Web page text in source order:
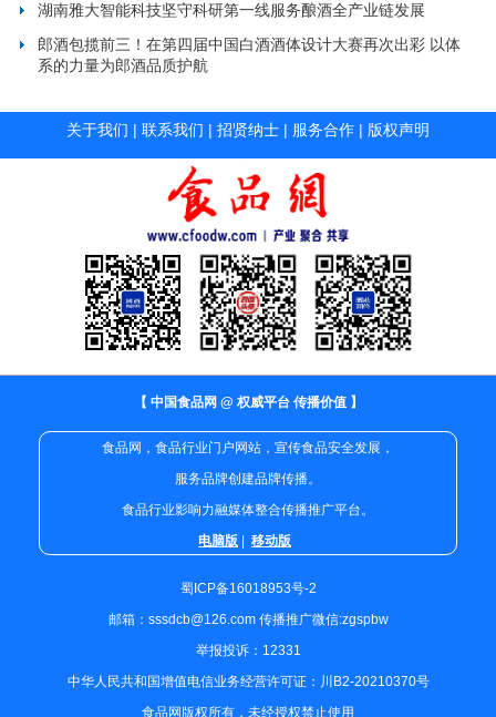
湖南雅大智能科技坚守科研第一线服务酿酒全产业链发展
郎酒包揽前三！在第四届中国白酒酒体设计大赛再次出彩 以体
系的力量为郎酒品质护航
关于我们 | 联系我们 | 招贤纳士 | 服务合作 | 版权声明
【 中国食品网 @ 权威平台 传播价值 】
食品网，食品行业门户网站，宣传食品安全发展，
服务品牌创建品牌传播。
食品行业影响力融媒体整合传播推广平台。
电脑版
移动版
蜀ICP备16018953号-2
邮箱：sssdcb@126.com 传播推广微信:zgspbw
举报投诉：12331
中华人民共和国增值电信业务经营许可证：川B2-20210370号
食品网版权所有，未经授权禁止使用